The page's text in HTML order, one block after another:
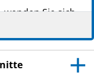
wenden Sie sich
persönlich
an Dritte weiter.